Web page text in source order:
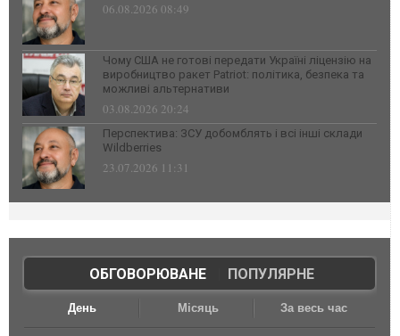
06.08.2026 08:49
Чому США не готові передати Україні ліцензію на
виробництво ракет Patriot: політика, безпека та
можливі альтернативи
03.08.2026 20:24
Перспектива: ЗСУ добомблять і всі інші склади
Wildberries
23.07.2026 11:31
ОБГОВОРЮВАНЕ| ПОПУЛЯРНЕ
День Місяць За весь час